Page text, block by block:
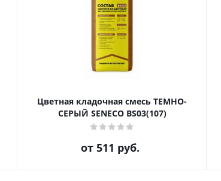
Цветная кладочная смесь ТЕМНО-
СЕРЫЙ SENECO BS03(107)
от 511 руб.